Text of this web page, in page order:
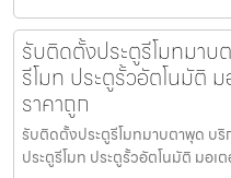
รับติดตั้งประตูรีโมทมา
รีโมท ประตูรั้วอัตโนมัติ
ราคาถูก
รับติดตั้งประตูรีโมทมาบตาพุด บ
ประตูรีโมท ประตูรั้วอัตโนมัติ มอเ